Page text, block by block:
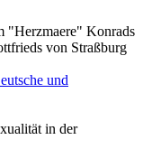
"Herzmaere" Konrads
von Straßburg
und
in der